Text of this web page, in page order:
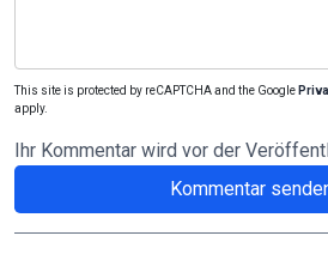
This site is protected by reCAPTCHA and the Google
apply.
Ihr Kommentar wird vor der
Kommentar